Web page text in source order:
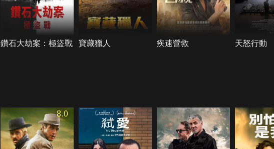
鑽石大劫案：極盜戰 寶藏獵人 疾速營救 天怒行動
8.0